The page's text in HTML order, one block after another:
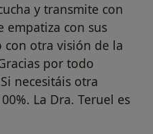
y transmite con
empatiza con sus
con otra visión de la
por todo
necesitáis otra
La Dra. Teruel es